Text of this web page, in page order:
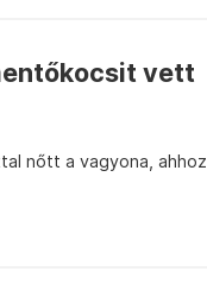
vett
nőtt a vagyona, ahhoz